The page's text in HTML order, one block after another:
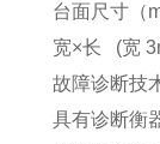
台面尺寸（
宽×长 (宽
故障诊断技
具有诊断衡